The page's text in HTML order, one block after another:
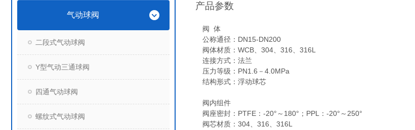
气动球阀
二段式气动球阀
Y型气动三通球阀
四通气动球阀
螺纹式气动球阀
产品参数
阀 体
公称通径：DN15-DN200
阀体材质：WCB、304、316、316L
连接方式：法兰
压力等级：PN1.6－4.0MPa
结构形式：浮动球芯
阀内组件
阀座密封：PTFE：-20°～180°；PPL：-20°～250°
阀芯材质：304、316、316L